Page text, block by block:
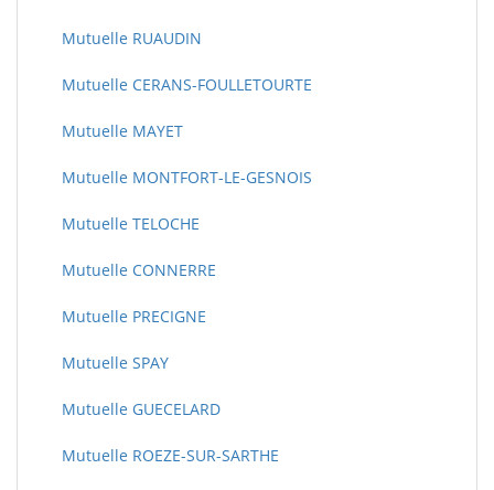
Mutuelle RUAUDIN
Mutuelle CERANS-FOULLETOURTE
Mutuelle MAYET
Mutuelle MONTFORT-LE-GESNOIS
Mutuelle TELOCHE
Mutuelle CONNERRE
Mutuelle PRECIGNE
Mutuelle SPAY
Mutuelle GUECELARD
Mutuelle ROEZE-SUR-SARTHE